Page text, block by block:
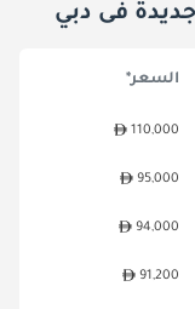
فى دبي
السعر*
110,000
95,000
94,000
91,200